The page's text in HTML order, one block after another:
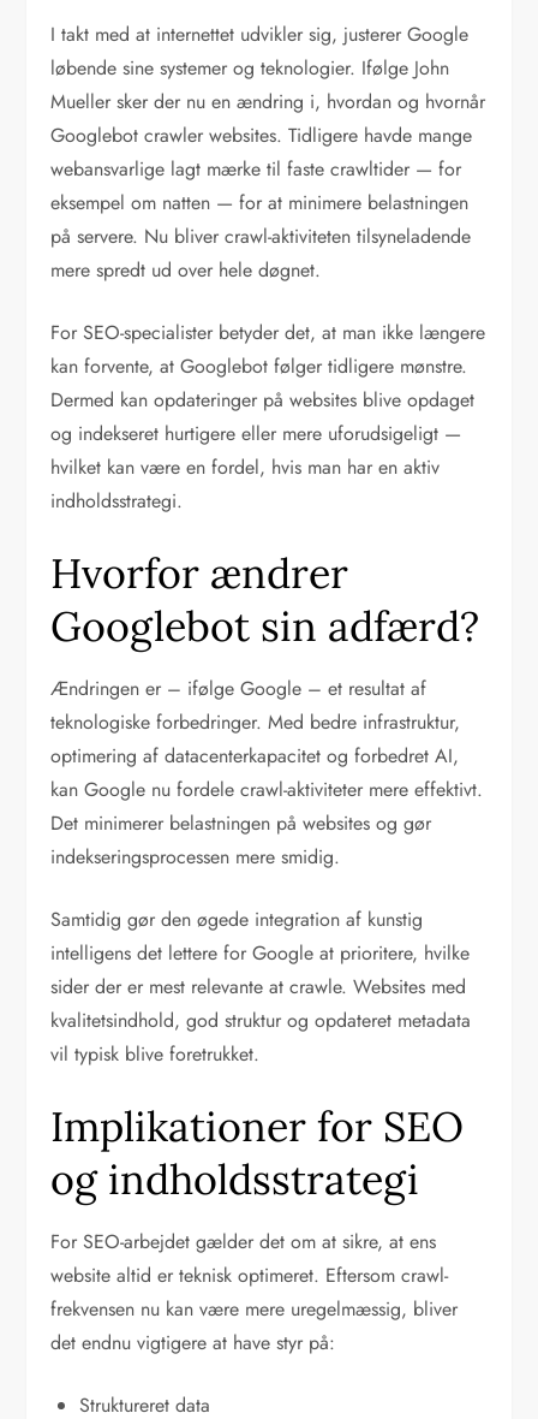
I takt med at internettet udvikler sig, justerer Google
løbende sine systemer og teknologier. Ifølge John
Mueller sker der nu en ændring i, hvordan og hvornår
Googlebot crawler websites. Tidligere havde mange
webansvarlige lagt mærke til faste crawltider — for
eksempel om natten — for at minimere belastningen
på servere. Nu bliver crawl-aktiviteten tilsyneladende
mere spredt ud over hele døgnet.
For SEO-specialister betyder det, at man ikke længere
kan forvente, at Googlebot følger tidligere mønstre.
Dermed kan opdateringer på websites blive opdaget
og indekseret hurtigere eller mere uforudsigeligt —
hvilket kan være en fordel, hvis man har en aktiv
indholdsstrategi.
Hvorfor ændrer
Googlebot sin adfærd?
Ændringen er – ifølge Google – et resultat af
teknologiske forbedringer. Med bedre infrastruktur,
optimering af datacenterkapacitet og forbedret AI,
kan Google nu fordele crawl-aktiviteter mere effektivt.
Det minimerer belastningen på websites og gør
indekseringsprocessen mere smidig.
Samtidig gør den øgede integration af kunstig
intelligens det lettere for Google at prioritere, hvilke
sider der er mest relevante at crawle. Websites med
kvalitetsindhold, god struktur og opdateret metadata
vil typisk blive foretrukket.
Implikationer for SEO
og indholdsstrategi
For SEO-arbejdet gælder det om at sikre, at ens
website altid er teknisk optimeret. Eftersom crawl-
frekvensen nu kan være mere uregelmæssig, bliver
det endnu vigtigere at have styr på:
Struktureret data